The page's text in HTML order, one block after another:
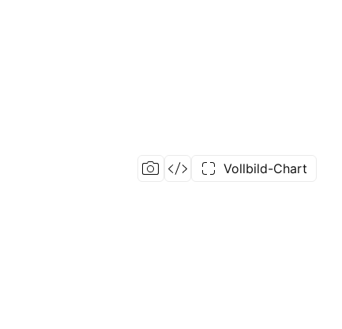
Vollbild-Chart